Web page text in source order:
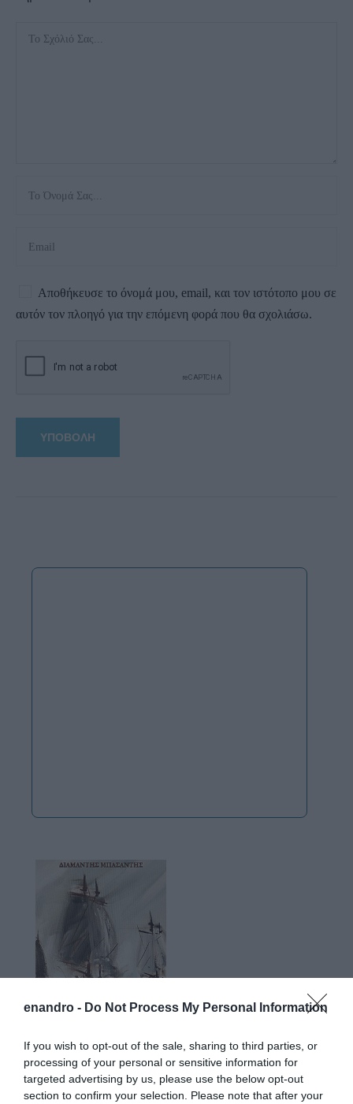
enandro - Do Not Process My Personal Information
If you wish to opt-out of the sale, sharing to third parties, or
processing of your personal or sensitive information for
targeted advertising by us, please use the below opt-out
section to confirm your selection. Please note that after your
Αποθήκευσε το όνομά μου, email, και τον ιστότοπο μου σε
αυτόν τον πλοηγό για την επόμενη φορά που θα σχολιάσω.